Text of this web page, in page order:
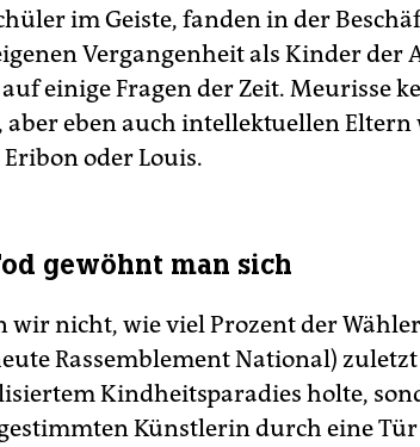
im Geiste, fanden in der
Vergangenheit als Kinder der
einige Fragen der Zeit. Meurisse
aber eben auch intellektuellen Eltern
oder Louis.
gewöhnt man sich
wir nicht, wie viel Prozent der
Rassemblement National)
Kindheitsparadies holte,
Künstlerin durch eine